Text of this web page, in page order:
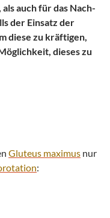
auch für das Nach-
der Einsatz der
diese zu kräftigen,
dieses zu
Gluteus maximus nur
: